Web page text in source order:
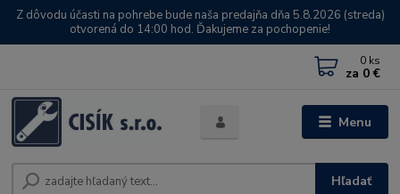
Z dôvodu účasti na pohrebe bude naša predajňa dňa 5.8.2026 (streda)
otvorená do 14:00 hod. Ďakujeme za pochopenie!
Menu
Hľadať
0 ks
za 0 €